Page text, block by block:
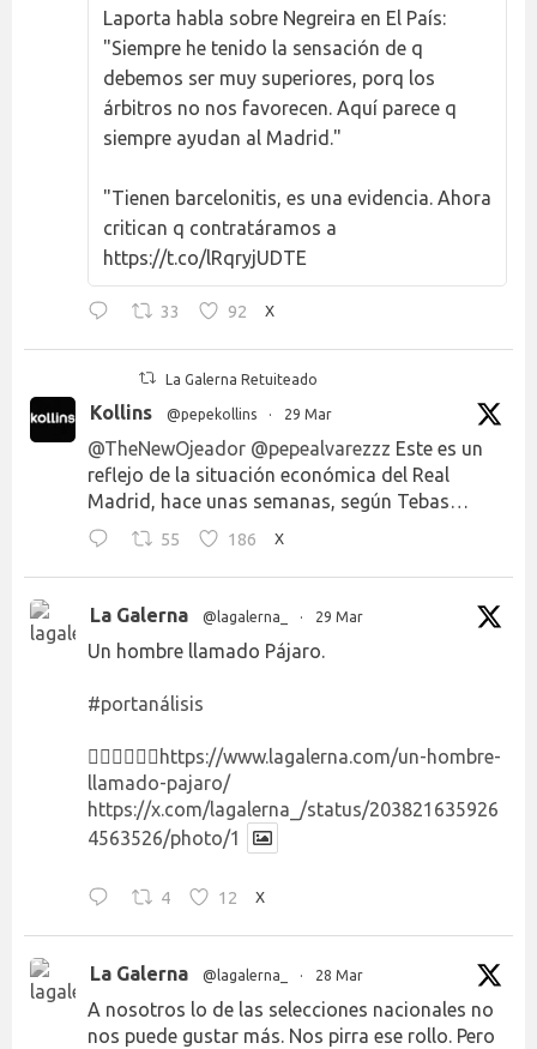
Laporta habla sobre Negreira en El País:
"Siempre he tenido la sensación de q
debemos ser muy superiores, porq los
árbitros no nos favorecen. Aquí parece q
siempre ayudan al Madrid."
"Tienen barcelonitis, es una evidencia. Ahora
critican q contratáramos a
https://t.co/lRqryjUDTE
33 92 X
La Galerna Retuiteado
Kollins @pepekollins · 29 Mar
@TheNewOjeador @pepealvarezzz Este es un
reflejo de la situación económica del Real
Madrid, hace unas semanas, según Tebas…
55 186 X
La Galerna @lagalerna_ · 29 Mar
Un hombre llamado Pájaro.
#portanálisis
👉🏻👉🏻👉🏻 https://www.lagalerna.com/un-hombre-
llamado-pajaro/
https://x.com/lagalerna_/status/203821635926
4563526/photo/1
4 12 X
La Galerna @lagalerna_ · 28 Mar
A nosotros lo de las selecciones nacionales no
nos puede gustar más. Nos pirra ese rollo. Pero